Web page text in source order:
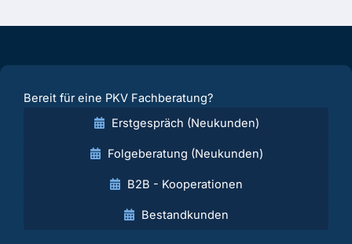
Bereit für eine PKV Fachberatung?
Erstgespräch (Neukunden)
Folgeberatung (Neukunden)
B2B - Kooperationen
Bestandkunden